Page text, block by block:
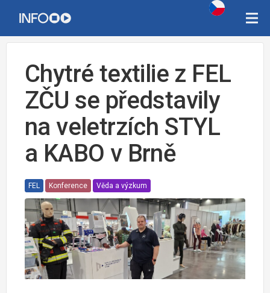
Chytré textilie z FEL
ZČU se představily
na veletrzích STYL
a KABO v Brně
FEL Konference Věda a výzkum